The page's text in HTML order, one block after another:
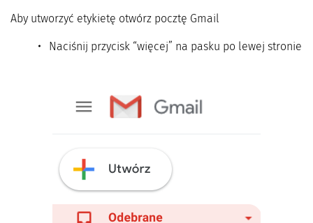
Aby utworzyć etykietę otwórz pocztę Gmail
Naciśnij przycisk “więcej” na pasku po lewej stronie